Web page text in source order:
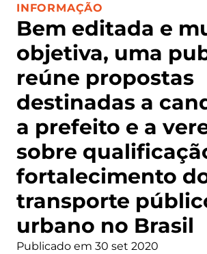
Bem editada e
objetiva, uma
reúne propostas
destinadas a
a prefeito e a
sobre
fortalecimento
transporte
urbano no Brasil
CATEGORIA:
INFORMAÇÃO
Publicado em 30 set 2020